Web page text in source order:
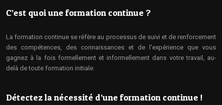
C’est quoi une formation continue ?
La formation continue se réfère au processus de suivi et de renforcement
des compétences, des connaissances et de l'expérience que vous
gagnez à la fois formellement et informellement dans votre travail, au-
delà de toute formation initiale.
Détectez la nécessité d’une formation continue !